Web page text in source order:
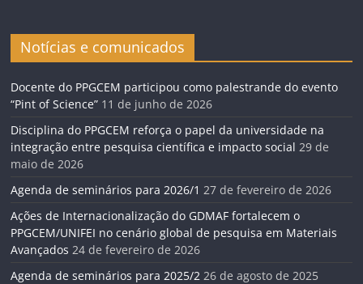
Notícias e comunicados
Docente do PPGCEM participou como palestrande do evento
“Pint of Science” 11 de junho de 2026
Disciplina do PPGCEM reforça o papel da universidade na
integração entre pesquisa científica e impacto social 29 de
maio de 2026
Agenda de seminários para 2026/1 27 de fevereiro de 2026
Ações de Internacionalização do GDMAF fortalecem o
PPGCEM/UNIFEI no cenário global de pesquisa em Materiais
Avançados 24 de fevereiro de 2026
Agenda de seminários para 2025/2 26 de agosto de 2025